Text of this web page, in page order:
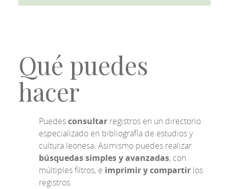
Qué puedes
hacer
Puedesconsultar registros en un directorio
especializado en bibliografía de estudios y
cultura leonesa. Asimismo puedes realizar
búsquedas simples y avanzadas, con
múltiples filtros, e imprimir y compartir los
registros.